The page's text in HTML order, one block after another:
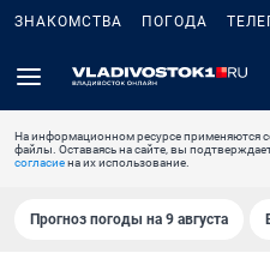
ЗНАКОМСТВА ПОГОДА
На информационном ресурсе применяются
файлы. Оставаясь на сайте, вы
согласиена их использование.
Прогноз погоды на 9 августа